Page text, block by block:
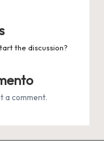
the discussion?
a comment.